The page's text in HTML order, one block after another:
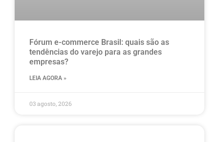
Fórum e-commerce Brasil: quais são as
tendências do varejo para as grandes
empresas?
LEIA AGORA »
03 agosto, 2026